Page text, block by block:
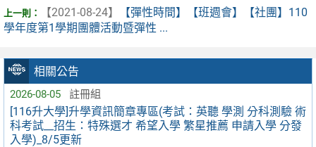
相關公告
2026-08-05 註冊組
[116升大學]升學資訊簡章專區(考試：英聽 學測 分科測驗 術
科考試__招生：特殊選才 希望入學 繁星推薦 申請入學 分發
入學)_8/5更新
【2021-08-24】
【彈性時間】【班週會】【社團】110
學年度第1學期團體活動暨彈性 ...